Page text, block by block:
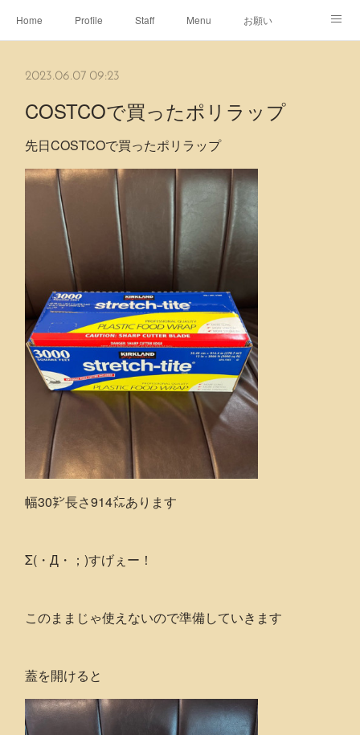
Home Profile Staff Menu お願い
2023.06.07 09:23
COSTCOで買ったポリラップ
先日COSTCOで買ったポリラップ
幅30㌢長さ914㍍あります
Σ(・Д・；)すげぇー！
このままじゃ使えないので準備していきます
蓋を開けると